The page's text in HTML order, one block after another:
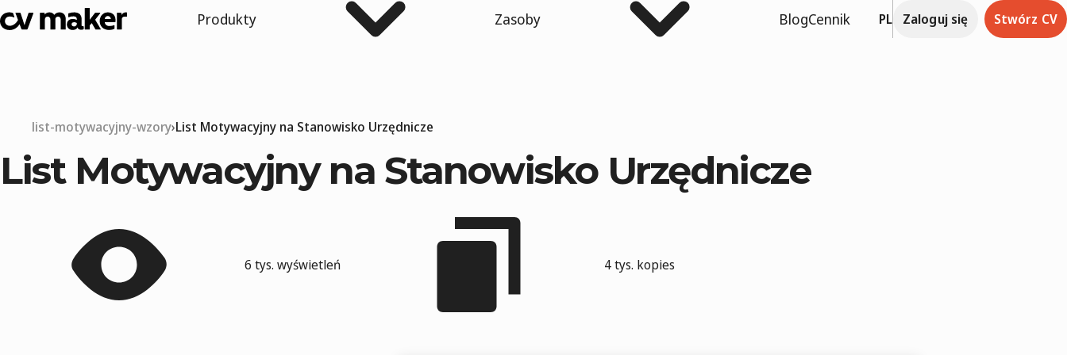
Produkty Zasoby BlogCennik PL Zaloguj się Stwórz CV
list-motywacyjny-wzory List Motywacyjny na Stanowisko Urzędnicze
List Motywacyjny na Stanowisko Urzędnicze
6 tys. wyświetleń 4 tys. kopies